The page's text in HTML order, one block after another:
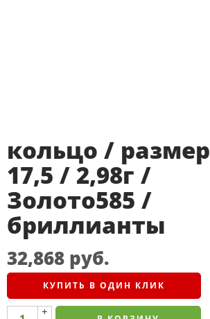
кольцо / размер
17,5 / 2,98г /
Золото585 /
бриллианты
32,868 руб.
КУПИТЬ В ОДИН КЛИК
+